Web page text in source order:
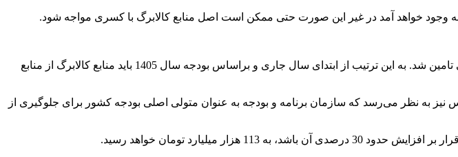
وجود خواهد آمد در غیر این صورت حتی ممکن است اصل منابع کالابرگ با کسری مواجه شود.
لازم به یادآوری است، در مرحله اول کالابرگ کلیه منابع مورد نیاز از طریق منابع ارزی صندوق توسعه ملی تامین شد. به این ترتیب از ابتدای سال جاری و براساس بودجه سال 1405 باید منابع کالابرگ از منابع
به نظر می‌رسد که سازمان برنامه و بودجه به عنوان متولی اصلی بودجه کشور برای جلوگیری از